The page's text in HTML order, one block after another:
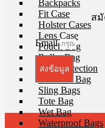
Backpacks
Fit Case
Holster Cases
Lens Case
Pouch Bag
Roller Bag
Rain Protection
Shoulder Bag
Sling Bags
Tote Bag
Wet Bag
Waterproof Bags
ส
Email
ส่งข้อมูล